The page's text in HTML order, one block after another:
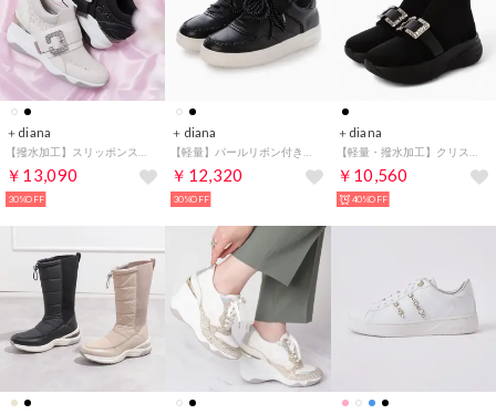
＋diana
￥13,090
30%OFF
＋diana
￥12,320
30%OFF
＋diana
￥10,560
40%OFF